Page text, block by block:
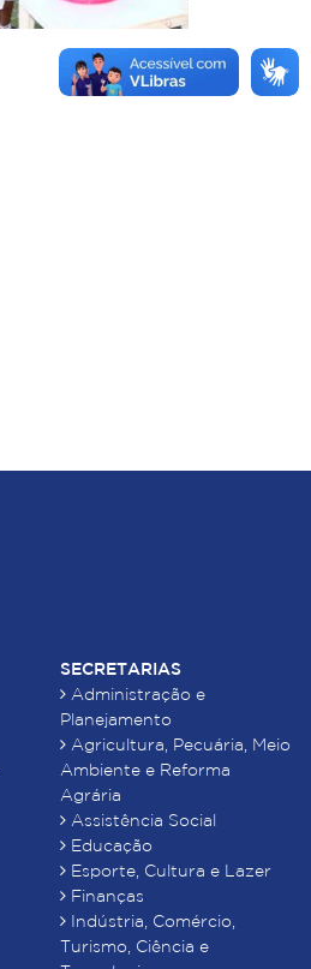
SECRETARIAS
Administração e
Planejamento
Agricultura, Pecuária, Meio
Ambiente e Reforma
Agrária
Assistência Social
Educação
Esporte, Cultura e Lazer
Finanças
Indústria, Comércio,
Turismo, Ciência e